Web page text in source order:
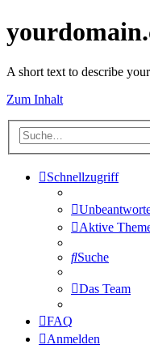
A short text to describe
Zum Inhalt
Schnellzugriff
Aktive
Suche
Das Team
FAQ
Anmelden